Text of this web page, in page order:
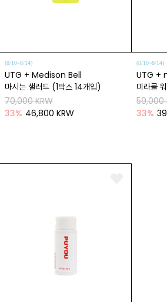
UTG + Medison Bell
마시는 샐러드 (1박스 14개입)
(8/10~8/14)
70,000 KRW
33% 46,800 KRW
UTG +
미라클
(8/10~8/14)
59,000
33%